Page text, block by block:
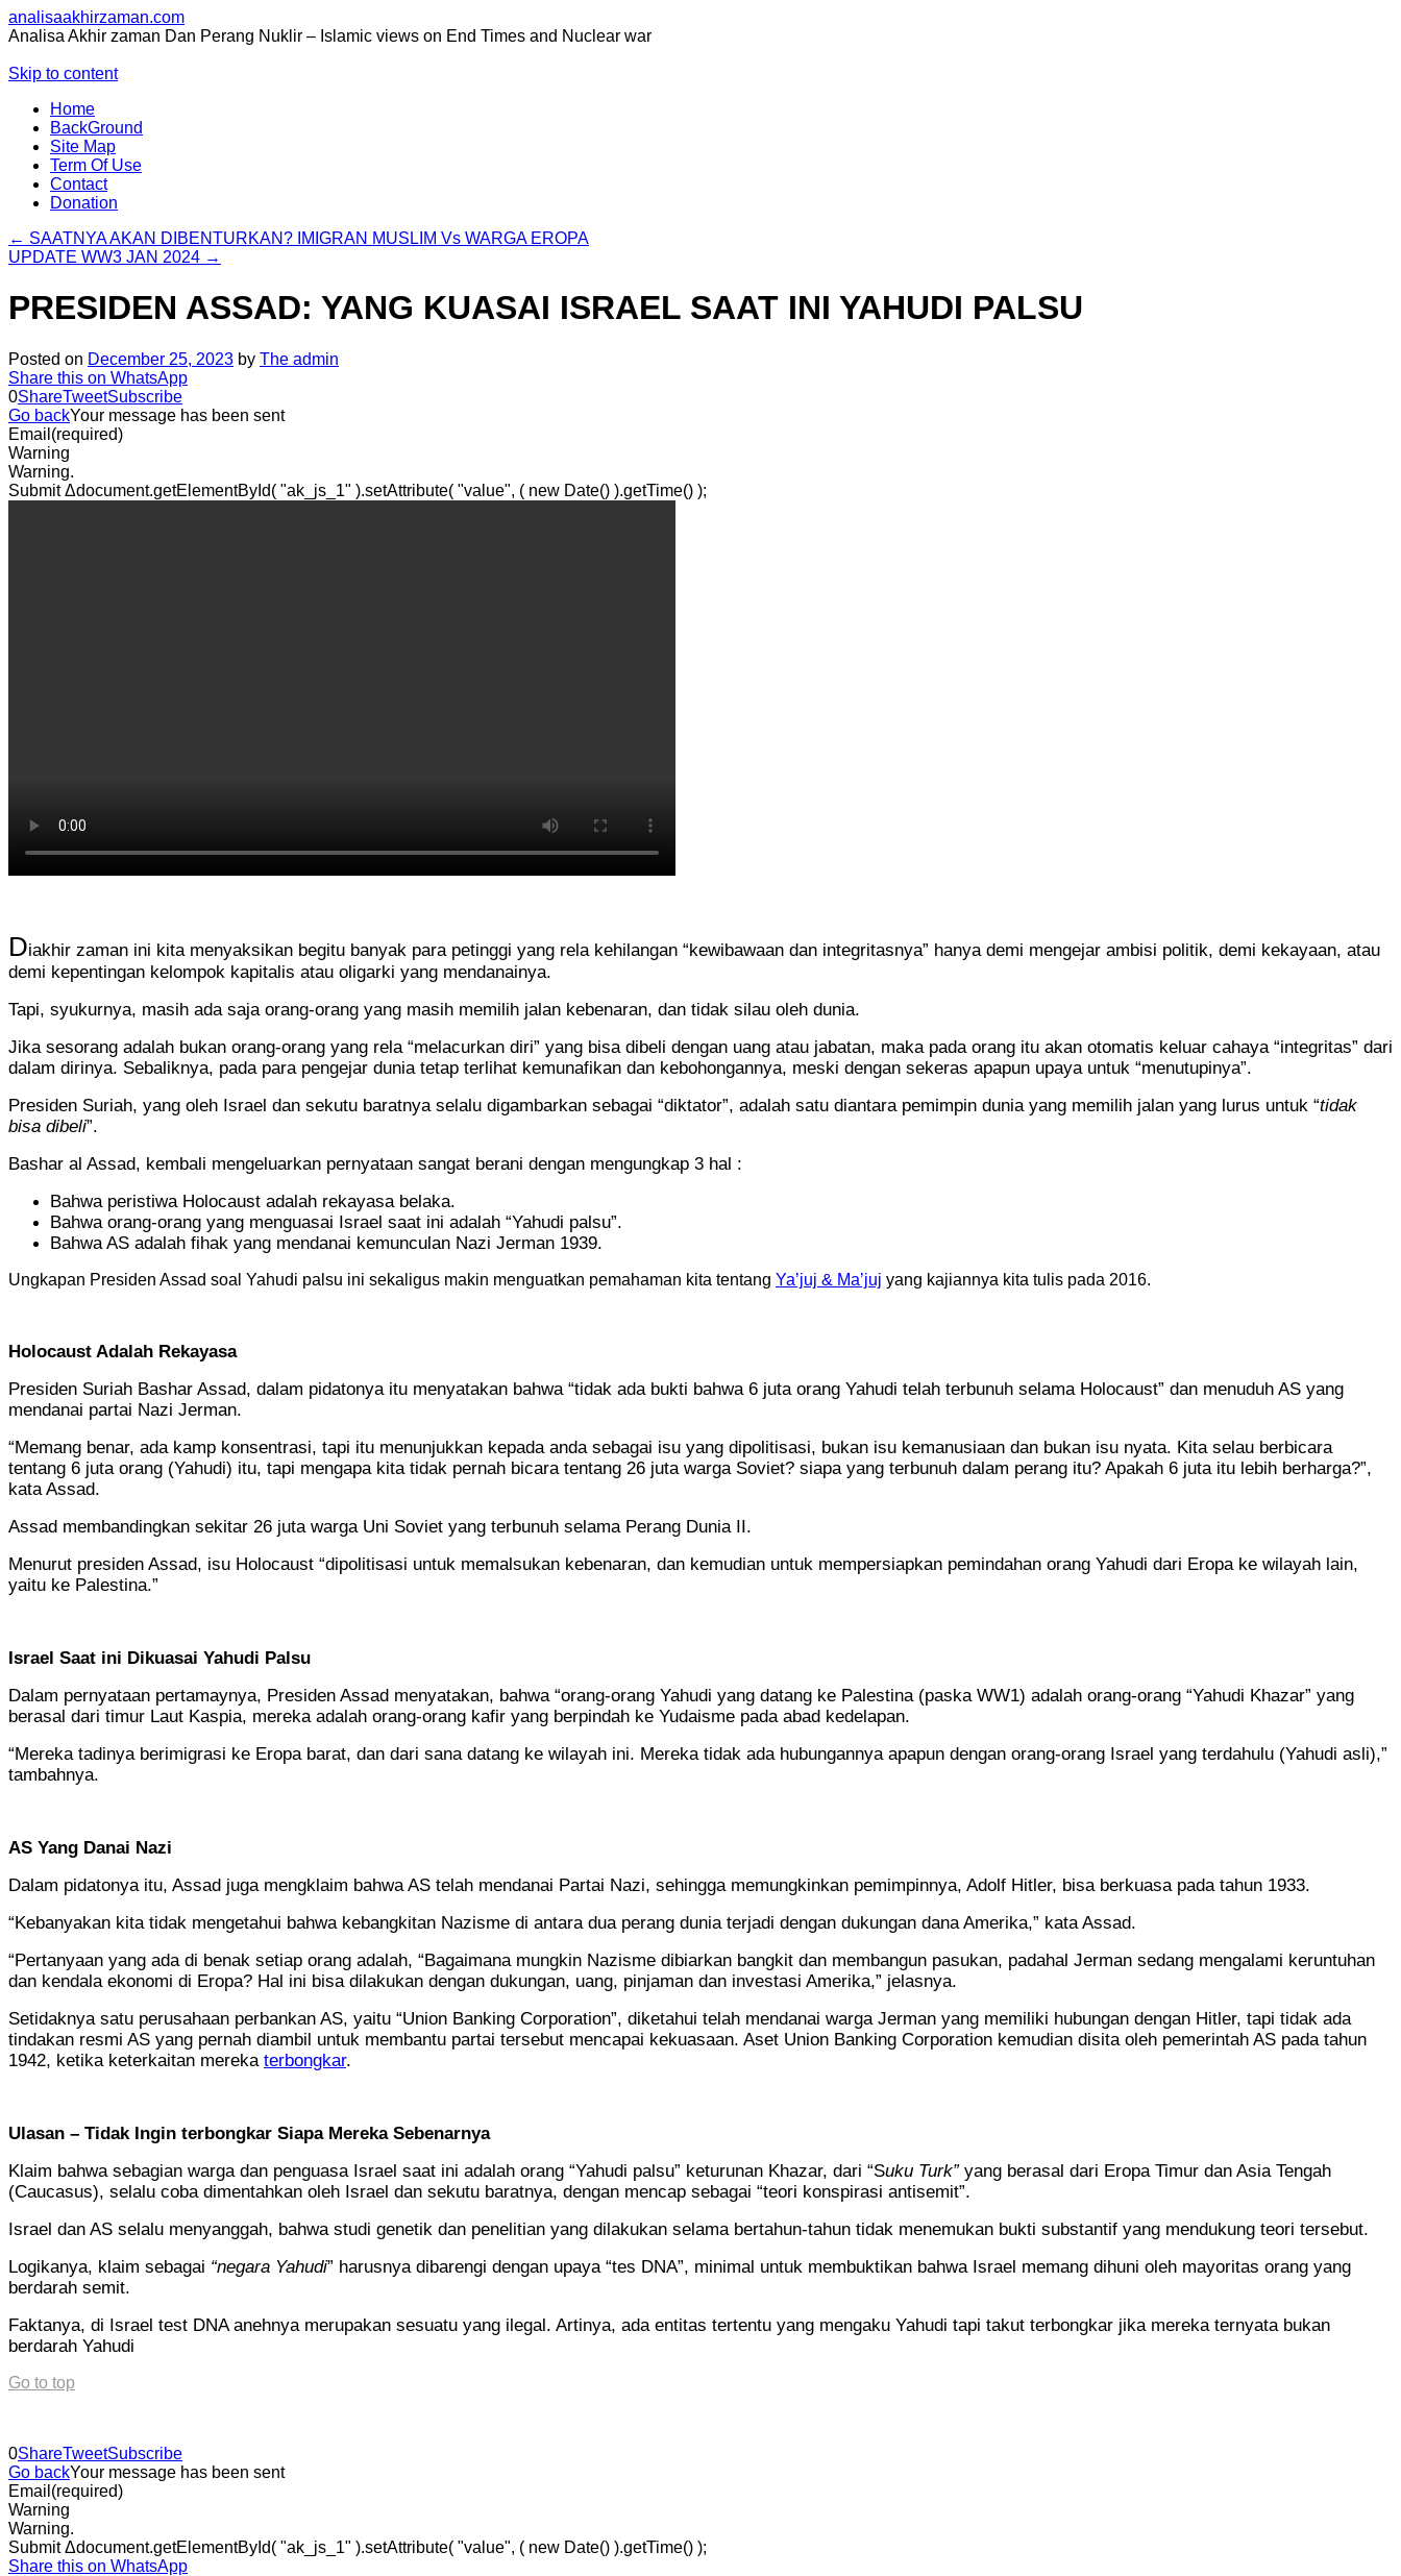
analisaakhirzaman.com
Analisa Akhir zaman Dan Perang Nuklir – Islamic views on End Times and Nuclear war
Skip to content
Home
BackGround
Site Map
Term Of Use
Contact
Donation
← SAATNYA AKAN DIBENTURKAN? IMIGRAN MUSLIM Vs WARGA EROPA
UPDATE WW3 JAN 2024 →
PRESIDEN ASSAD: YANG KUASAI ISRAEL SAAT INI YAHUDI PALSU
Posted on December 25, 2023 by The admin
Share this on WhatsApp
0ShareTweetSubscribe
Go backYour message has been sent
Email (required)
Warning
Warning.
Submit Δdocument.getElementById( "ak_js_1" ).setAttribute( "value", ( new Date() ).getTime() );
Diakhir zaman ini kita menyaksikan begitu banyak para petinggi yang rela kehilangan “kewibawaan dan integritasnya” hanya demi mengejar ambisi politik, demi kekayaan, atau
demi kepentingan kelompok kapitalis atau oligarki yang mendanainya.
Tapi, syukurnya, masih ada saja orang-orang yang masih memilih jalan kebenaran, dan tidak silau oleh dunia.
Jika sesorang adalah bukan orang-orang yang rela “melacurkan diri” yang bisa dibeli dengan uang atau jabatan, maka pada orang itu akan otomatis keluar cahaya “integritas” dari
dalam dirinya. Sebaliknya, pada para pengejar dunia tetap terlihat kemunafikan dan kebohongannya, meski dengan sekeras apapun upaya untuk “menutupinya”.
Presiden Suriah, yang oleh Israel dan sekutu baratnya selalu digambarkan sebagai “diktator”, adalah satu diantara pemimpin dunia yang memilih jalan yang lurus untuk “tidak
bisa dibeli”.
Bashar al Assad, kembali mengeluarkan pernyataan sangat berani dengan mengungkap 3 hal :
Bahwa peristiwa Holocaust adalah rekayasa belaka.
Bahwa orang-orang yang menguasai Israel saat ini adalah “Yahudi palsu”.
Bahwa AS adalah fihak yang mendanai kemunculan Nazi Jerman 1939.
Ungkapan Presiden Assad soal Yahudi palsu ini sekaligus makin menguatkan pemahaman kita tentang Ya’juj & Ma’juj yang kajiannya kita tulis pada 2016.
Holocaust Adalah Rekayasa
Presiden Suriah Bashar Assad, dalam pidatonya itu menyatakan bahwa “tidak ada bukti bahwa 6 juta orang Yahudi telah terbunuh selama Holocaust” dan menuduh AS yang
mendanai partai Nazi Jerman.
“Memang benar, ada kamp konsentrasi, tapi itu menunjukkan kepada anda sebagai isu yang dipolitisasi, bukan isu kemanusiaan dan bukan isu nyata. Kita selau berbicara
tentang 6 juta orang (Yahudi) itu, tapi mengapa kita tidak pernah bicara tentang 26 juta warga Soviet? siapa yang terbunuh dalam perang itu? Apakah 6 juta itu lebih berharga?”,
kata Assad.
Assad membandingkan sekitar 26 juta warga Uni Soviet yang terbunuh selama Perang Dunia II.
Menurut presiden Assad, isu Holocaust “dipolitisasi untuk memalsukan kebenaran, dan kemudian untuk mempersiapkan pemindahan orang Yahudi dari Eropa ke wilayah lain,
yaitu ke Palestina.”
Israel Saat ini Dikuasai Yahudi Palsu
Dalam pernyataan pertamaynya, Presiden Assad menyatakan, bahwa “orang-orang Yahudi yang datang ke Palestina (paska WW1) adalah orang-orang “Yahudi Khazar” yang
berasal dari timur Laut Kaspia, mereka adalah orang-orang kafir yang berpindah ke Yudaisme pada abad kedelapan.
“Mereka tadinya berimigrasi ke Eropa barat, dan dari sana datang ke wilayah ini. Mereka tidak ada hubungannya apapun dengan orang-orang Israel yang terdahulu (Yahudi asli),”
tambahnya.
AS Yang Danai Nazi
Dalam pidatonya itu, Assad juga mengklaim bahwa AS telah mendanai Partai Nazi, sehingga memungkinkan pemimpinnya, Adolf Hitler, bisa berkuasa pada tahun 1933.
“Kebanyakan kita tidak mengetahui bahwa kebangkitan Nazisme di antara dua perang dunia terjadi dengan dukungan dana Amerika,” kata Assad.
“Pertanyaan yang ada di benak setiap orang adalah, “Bagaimana mungkin Nazisme dibiarkan bangkit dan membangun pasukan, padahal Jerman sedang mengalami keruntuhan
dan kendala ekonomi di Eropa? Hal ini bisa dilakukan dengan dukungan, uang, pinjaman dan investasi Amerika,” jelasnya.
Setidaknya satu perusahaan perbankan AS, yaitu “Union Banking Corporation”, diketahui telah mendanai warga Jerman yang memiliki hubungan dengan Hitler, tapi tidak ada
tindakan resmi AS yang pernah diambil untuk membantu partai tersebut mencapai kekuasaan. Aset Union Banking Corporation kemudian disita oleh pemerintah AS pada tahun
1942, ketika keterkaitan mereka terbongkar.
Ulasan – Tidak Ingin terbongkar Siapa Mereka Sebenarnya
Klaim bahwa sebagian warga dan penguasa Israel saat ini adalah orang “Yahudi palsu” keturunan Khazar, dari “Suku Turk”yang berasal dari Eropa Timur dan Asia Tengah
(Caucasus), selalu coba dimentahkan oleh Israel dan sekutu baratnya, dengan mencap sebagai “teori konspirasi antisemit”.
Israel dan AS selalu menyanggah, bahwa studi genetik dan penelitian yang dilakukan selama bertahun-tahun tidak menemukan bukti substantif yang mendukung teori tersebut.
Logikanya, klaim sebagai “negara Yahudi” harusnya dibarengi dengan upaya “tes DNA”, minimal untuk membuktikan bahwa Israel memang dihuni oleh mayoritas orang yang
berdarah semit.
Faktanya, di Israel test DNA anehnya merupakan sesuatu yang ilegal. Artinya, ada entitas tertentu yang mengaku Yahudi tapi takut terbongkar jika mereka ternyata bukan
berdarah Yahudi
Go to top
0ShareTweetSubscribe
Go backYour message has been sent
Email (required)
Warning
Warning.
Submit Δdocument.getElementById( "ak_js_1" ).setAttribute( "value", ( new Date() ).getTime() );
Share this on WhatsApp